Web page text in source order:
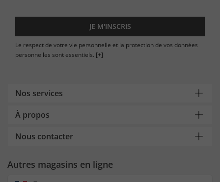
JE M'INSCRIS
Le respect de votre vie personnelle et la protection de vos données
personnelles sont essentiels. [+]
Nos services
À propos
Nous contacter
Autres magasins en ligne